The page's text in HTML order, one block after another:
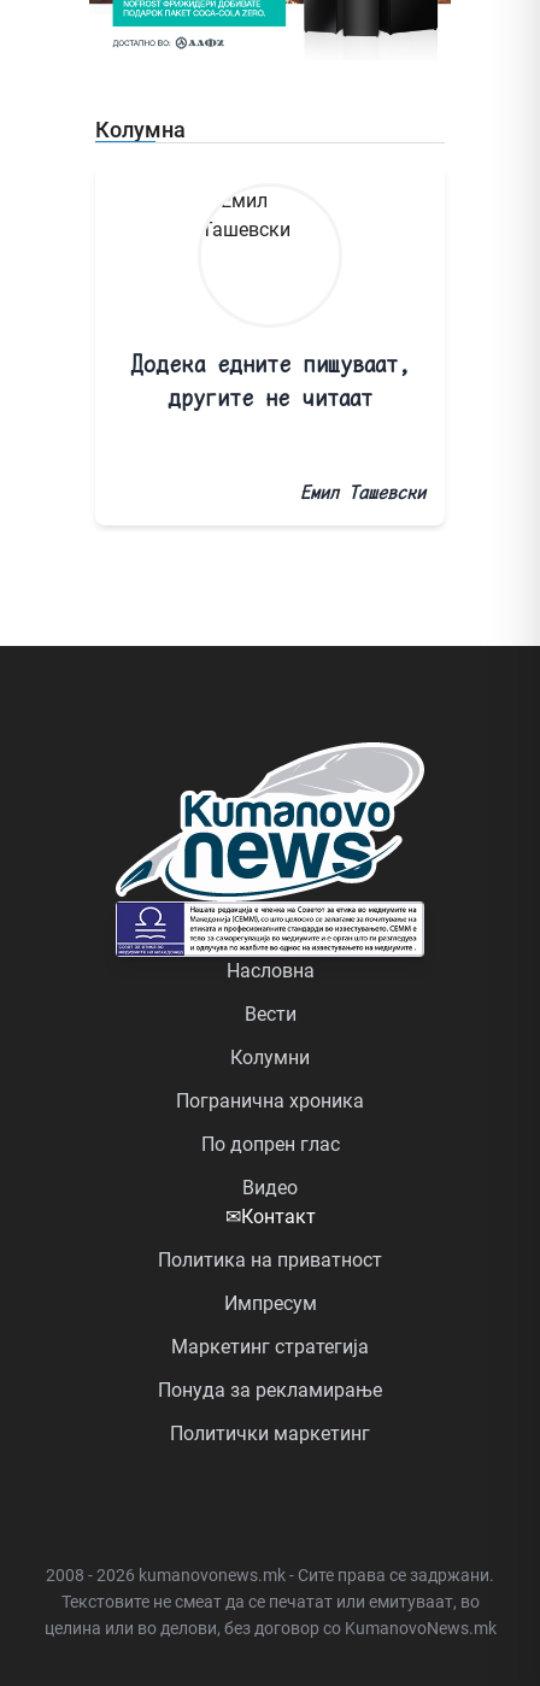
Колумна
Додека едните пишуваат,
другите не читаат
Емил Ташевски
Насловна
Вести
Колумни
Погранична хроника
По допрен глас
Видео
✉Контакт
Политика на приватност
Импресум
Маркетинг стратегија
Понуда за рекламирање
Политички маркетинг
2008 - 2026 kumanovonews.mk - Сите права се задржани.
Текстовите не смеат да се печатат или емитуваат, во
целина или во делови, без договор со KumanovoNews.mk